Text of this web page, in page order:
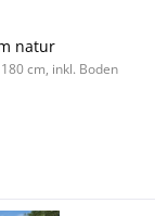
natur
cm, inkl. Boden